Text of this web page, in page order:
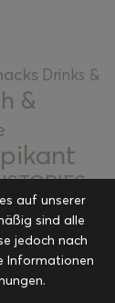
Drinks &
&
Kuchen und
&
Resteküche
auf unserer
sind alle
jedoch nach
Informationen